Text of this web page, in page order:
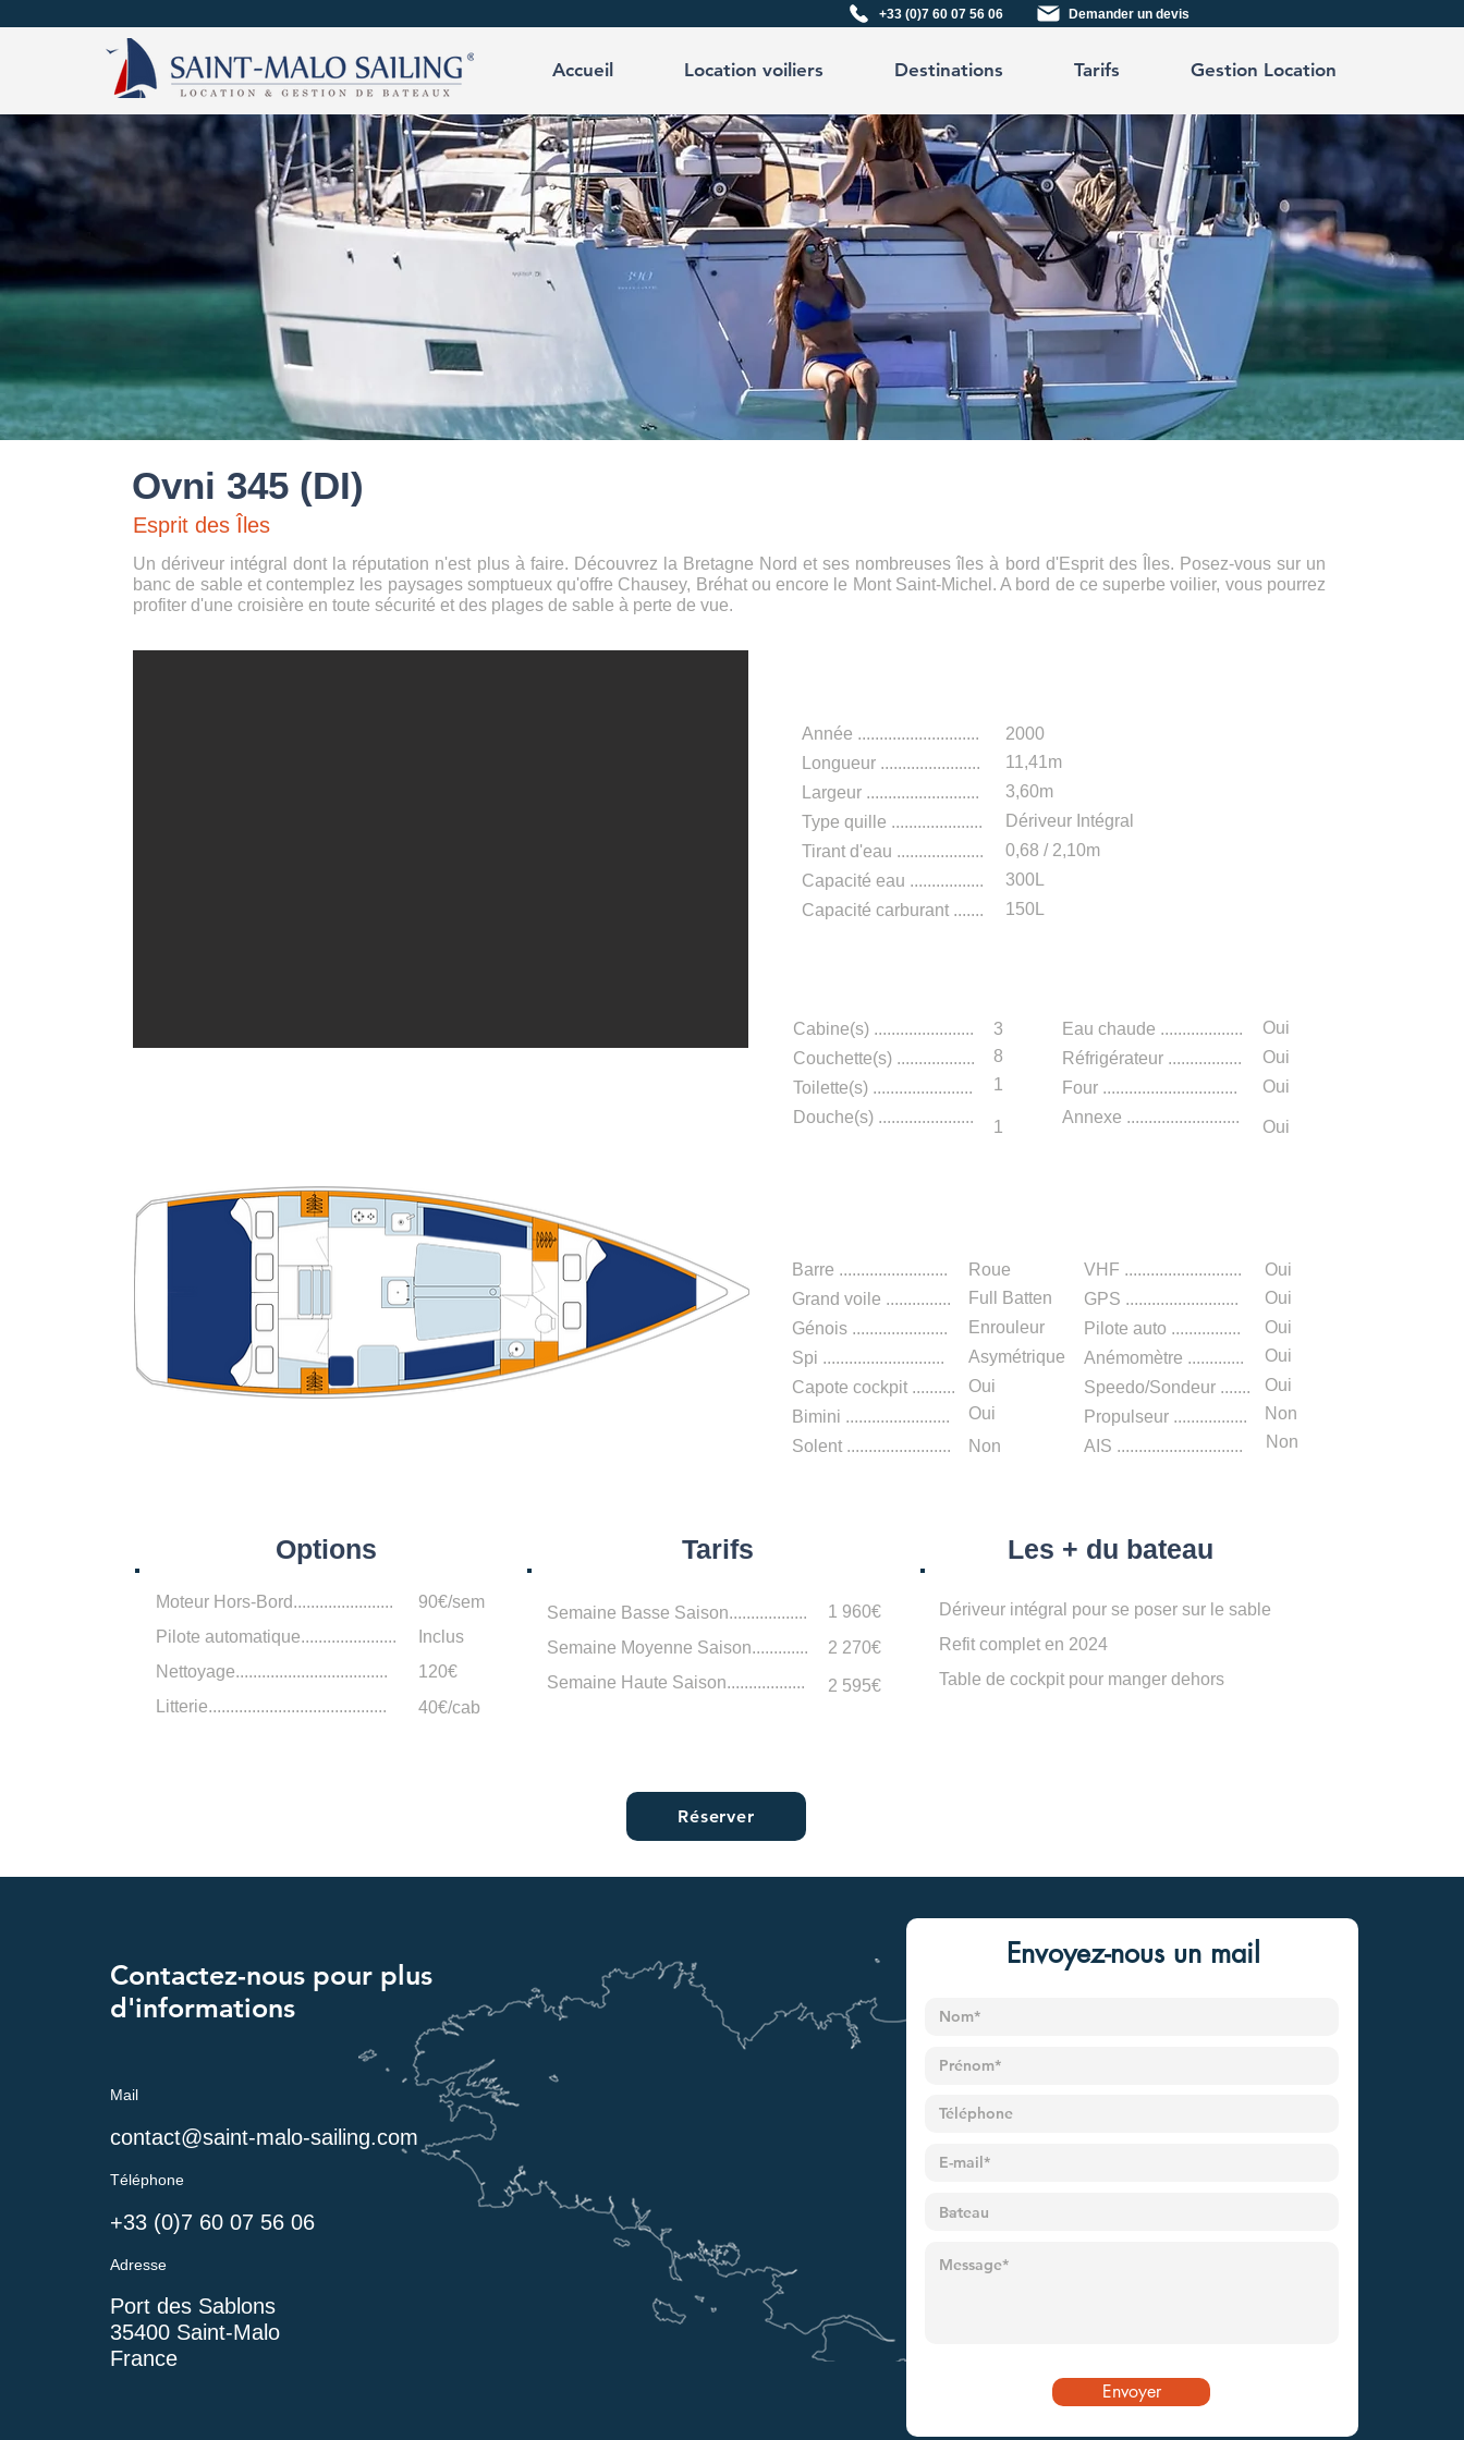
+33 (0)7 60 07 56 06 Demander un devis
Accueil Location voiliers Destinations Tarifs Gestion Location
Ovni 345 (DI)
Esprit des Îles
Un dériveur intégral dont la réputation n'est plus à faire. Découvrez la Bretagne Nord et ses nombreuses îles à bord d'Esprit des Îles. Posez-vous sur un
banc de sable et contemplez les paysages somptueux qu'offre Chausey, Bréhat ou encore le Mont Saint-Michel. A bord de ce superbe voilier, vous pourrez
profiter d'une croisière en toute sécurité et des plages de sable à perte de vue.
Année ............................
ongueur .......................
Largeur ..........................
Type quil le .....................
Tirant d'eau ....................
Capacité eau .................
Capacité carburant .......
2000
11,41m
3,60m
Dériveur Intégral
0,68 / 2,10m
300L
150L
Cabine(s) .......................
Couchette(s) ..................
Toilette(s) .......................
Douche(s) ......................
3
8
1
1
Oui
Eau chaude ...................
Réfrigérateur .................
Four ...............................
Annexe ..........................
Oui
Oui
Oui
Barre .........................
Grand voile ...............
Génois ......................
Spi ............................
Capote cockpit ..........
Bimini ........................
Solent ........................
Roue
Full Batten
Enrouleur
Asymétrique
Oui
Oui
VHF ...........................
GPS ..........................
Pilote auto ................
Anémomètre .............
Speedo/Sondeur .......
Propulseur .................
AIS .............................
Oui
Oui
Oui
Oui
Oui
Non
Non
Non
Options
Moteur Hors-Bord.......................
Pilote automatique......................
Nettoyage...................................
Litterie.........................................
90€/sem
Inclus
120€
40€/cab
Tarifs
Semaine Basse Saison..................
Semaine Moyenne Saison.............
Semaine Haute Saison..................
1 960€
2 270€
2 595€
Les + du bateau
Dériveur intégral pour se poser sur le sable
Refit complet en 2024
Table de cockpit pour manger dehors
Réserver
Mail
contact@saint-malo-sailing.com
Téléphone
+33 (0)7 60 07 56 06
Adresse
Port des Sablons
35400 Saint-Malo
France
Contactez-nous pour plus
d'informations
Envoyez-nous un mail
Envoyer